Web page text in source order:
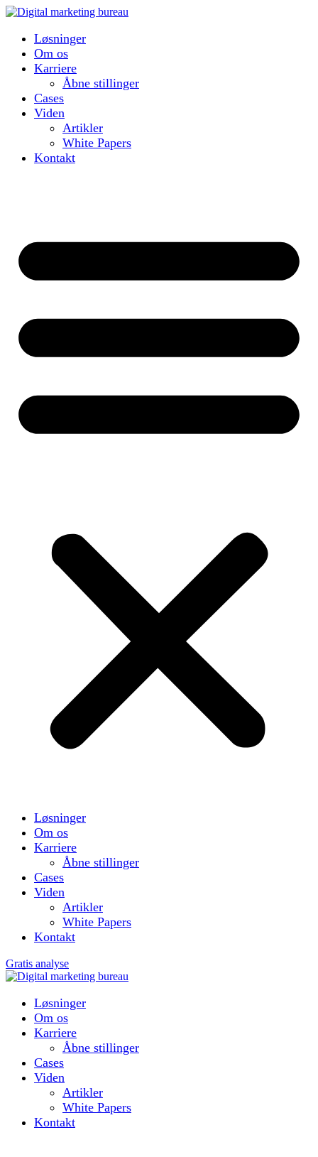
Løsninger
Om os
Karriere
Åbne stillinger
Cases
Viden
Artikler
White Papers
Kontakt
Løsninger
Om os
Karriere
Åbne stillinger
Cases
Viden
Artikler
White Papers
Kontakt
Gratis analyse
Løsninger
Om os
Karriere
Åbne stillinger
Cases
Viden
Artikler
White Papers
Kontakt